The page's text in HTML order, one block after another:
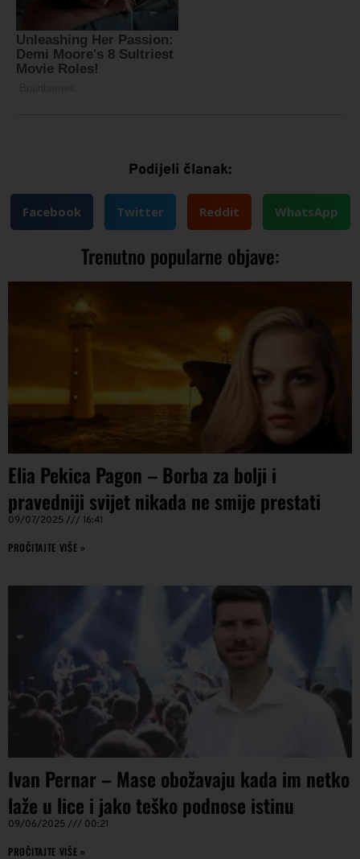
Podijeli članak:
Facebook Twitter Reddit WhatsApp
Trenutno popularne objave:
Elia Pekica Pagon – Borba za bolji i
pravedniji svijet nikada ne smije prestati
09/07/2025 16:41
PROČITAJTE VIŠE »
Ivan Pernar – Mase obožavaju kada im netko
laže u lice i jako teško podnose istinu
09/06/2025 00:21
PROČITAJTE VIŠE »